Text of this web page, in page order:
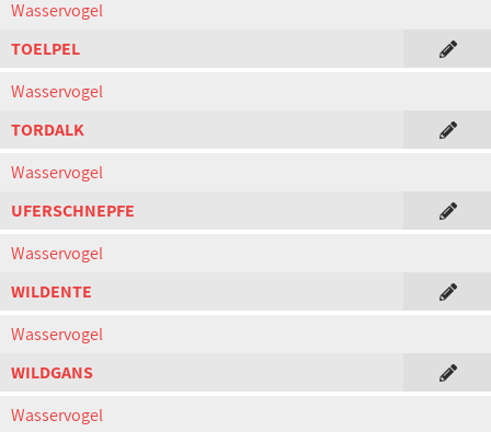
Wasservogel
TOELPEL
Wasservogel
TORDALK
Wasservogel
UFERSCHNEPFE
Wasservogel
WILDENTE
Wasservogel
WILDGANS
Wasservogel